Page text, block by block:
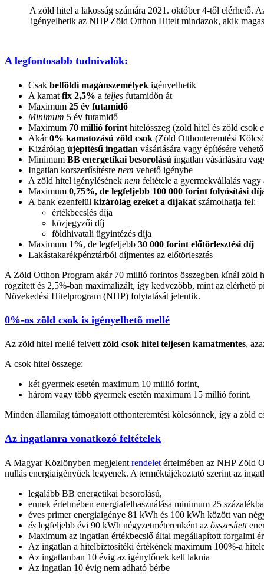
A zöld hitel a lakosság számára 2021. október 4-től elérhető.
igényelhetik az NHP Zöld Otthon Hitelt mindazok, akik
A legfontosabb tudnivalók:
Csak belföldi magánszemélyek igényelhetik
A kamat fix 2,5% a teljes futamidőn át
Maximum 25 év futamidő
Minimum 5 év futamidő
Maximum 70 millió forinthitelösszeg (zöld hitel és zöld csok
Akár0% kamatozású zöld csok(Zöld Otthonteremtési
Kizárólag újépítésű ingatlan vásárlására vagy építésére
Minimum BB energetikai besorolású ingatlan vásárlására
Ingatlan korszerűsítésre nem vehető igénybe
A zöld hitel igénylésének nem feltétele a gyermekvállalás
Maximum 0,75%, de legfeljebb 100 000 forint folyósítási
A bank ezenfelül kizárólag ezeket a díjakatszámolhatja fel:
értékbecslés díja
közjegyzői díj
földhivatali ügyintézés díja
Maximum 1%, de legfeljebb 30 000 forint előtörlesztési díj
Lakástakarékpénztárból díjmentes az előtörlesztés
A Zöld Otthon Program akár 70 millió forintos összegben kínál zöld
rögzített és 2,5%-ban maximalizált, így kedvezőbb, mint az elérhető
Növekedési Hitelprogram (NHP) folytatását jelentik.
0%-os zöld csok is igényelhető mellé
Az zöld hitel mellé felvett zöld csok hitel teljesen kamatmentes,
A csok hitel összege:
két gyermek esetén maximum 10 millió forint,
három vagy több gyermek esetén maximum 15 millió forint.
Minden államilag támogatott otthonteremtési kölcsönnek, így a zöld
Az ingatlanra vonatkozó feltételek
A Magyar Közlönyben megjelent rendeletértelmében az NHP Zöld
nullás energiaigényűek legyenek. A terméktájékoztató szerint az
legalább BB energetikai besorolású,
ennek értelmében energiafelhasználása minimum 25
éves primer energiaigénye 81 kWh és 100 kWh között van
és legfeljebb évi 90 kWh négyzetméterenként az összesített
Maximum az ingatlan értékbecslő által megállapított forgalmi
Az ingatlan a hitelbiztosítéki értékének maximum 100%-a
Az ingatlanban 10 évig az igénylőnek kell laknia
Az ingatlan 10 évig nem adható bérbe